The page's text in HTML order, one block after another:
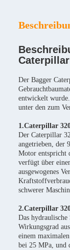
Der Bagger
entwickelt
unter den zum
1.Caterpillar
Der Caterpillar
angetrieben, der
Motor entspricht
verfügt über
ausgewogenes
schwerer
2.Caterpillar
Das hydraulische
Wirkungsgrad
einem
bei 25 MPa, und